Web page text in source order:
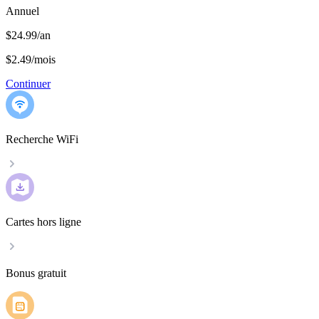
Annuel
$24.99/an
$2.49/mois
Continuer
Recherche WiFi
Cartes hors ligne
Bonus gratuit